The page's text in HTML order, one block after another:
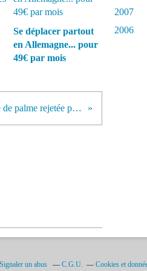
Se déplacer partout
en Allemagne... pour
49€ par mois
La taxation de l'huile de palme rejetée par les Lobbyes
2007
2006
Signaler un abus C.G.U. Cookies et